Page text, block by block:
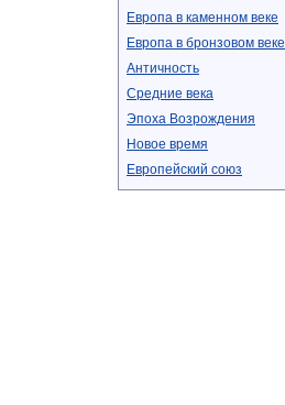
Европа в каменном веке
Европа в бронзовом веке
Античность
Средние века
Эпоха Возрождения
Новое время
Европейский союз